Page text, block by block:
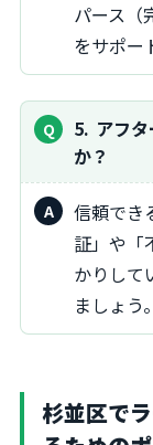
パース（
をサポー
5 アフ
か？
信頼できる内装業者なら、工事後も「施工保
証」や「
かりして
ましょう。
杉並区で